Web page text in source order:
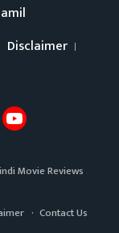
Disclaimer
Movie Reviews
Contact Us